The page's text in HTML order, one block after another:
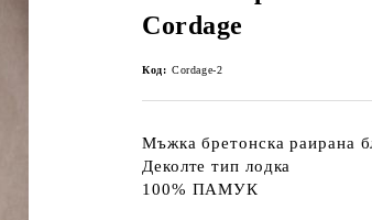
Cordage
Код: Cordage-2
Мъжка бретонска раирана
Деколте тип лодка
100% ПАМУК